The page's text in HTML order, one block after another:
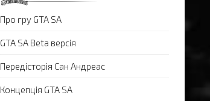
Про гру GTA SA
GTA SA Beta версія
Передісторія Сан Андреас
Концепція GTA SA